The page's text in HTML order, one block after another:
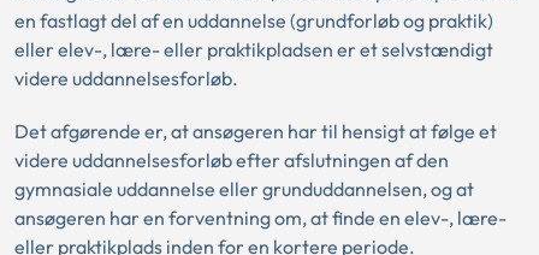
en fastlagt del af en uddannelse (grundforløb og praktik)
eller elev-, lære- eller praktikpladsen er et selvstændigt
videre uddannelsesforløb.
Det afgørende er, at ansøgeren har til hensigt at følge et
videre uddannelsesforløb efter afslutningen af den
gymnasiale uddannelse eller grunduddannelsen, og at
ansøgeren har en forventning om, at finde en elev-, lære-
eller praktikplads inden for en kortere periode.